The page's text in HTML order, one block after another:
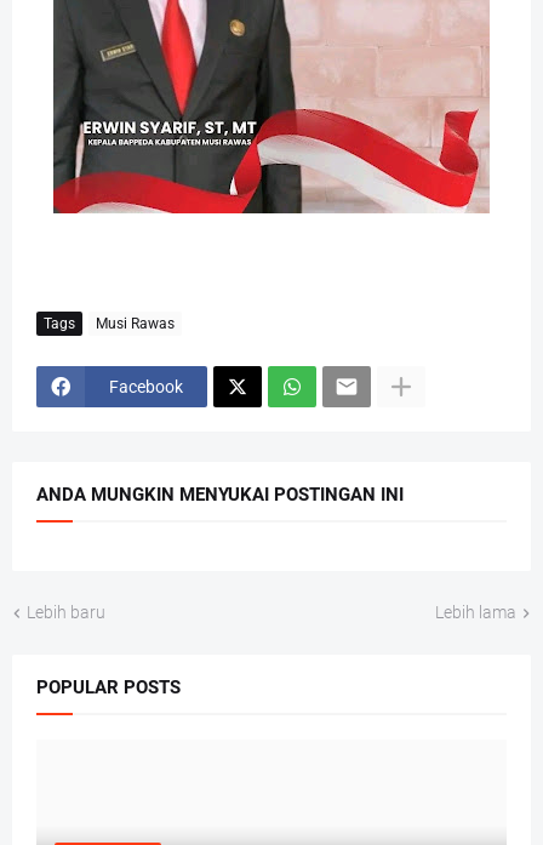
Tags Musi Rawas
Facebook
ANDA MUNGKIN MENYUKAI POSTINGAN INI
Lebih baru Lebih lama
POPULAR POSTS